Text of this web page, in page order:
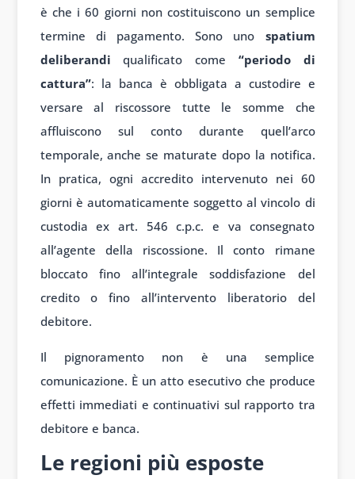
è che i 60 giorni non costituiscono un semplice
termine di pagamento. Sono uno spatium
deliberandi qualificato come “periodo di
cattura”: la banca è obbligata a custodire e
versare al riscossore tutte le somme che
affluiscono sul conto durante quell’arco
temporale, anche se maturate dopo la notifica.
In pratica, ogni accredito intervenuto nei 60
giorni è automaticamente soggetto al vincolo di
custodia ex art. 546 c.p.c. e va consegnato
all’agente della riscossione. Il conto rimane
bloccato fino all’integrale soddisfazione del
credito o fino all’intervento liberatorio del
debitore.
Il pignoramento non è una semplice
comunicazione. È un atto esecutivo che produce
effetti immediati e continuativi sul rapporto tra
debitore e banca.
Le regioni più esposte